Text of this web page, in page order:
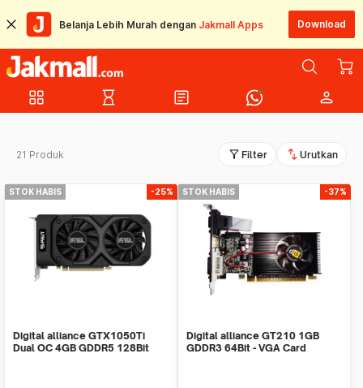
Belanja Lebih Murah dengan Jakmall Apps Download
grid_view hourglass_empty article person
21 Produk filter_alt Filter swap_vert Urutkan
STOK HABIS -25%
Digital alliance GTX1050Ti
Dual OC 4GB GDDR5 128Bit
STOK HABIS -37%
Digital alliance GT210 1GB
GDDR3 64Bit - VGA Card